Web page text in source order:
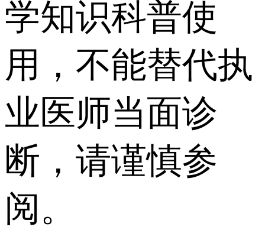
学知识科普使
用，不能替代执
业医师当面诊
断，请谨慎参
阅。